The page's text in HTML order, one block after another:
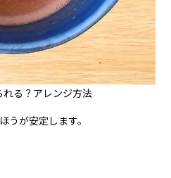
る？アレンジ方法
うが安定します。